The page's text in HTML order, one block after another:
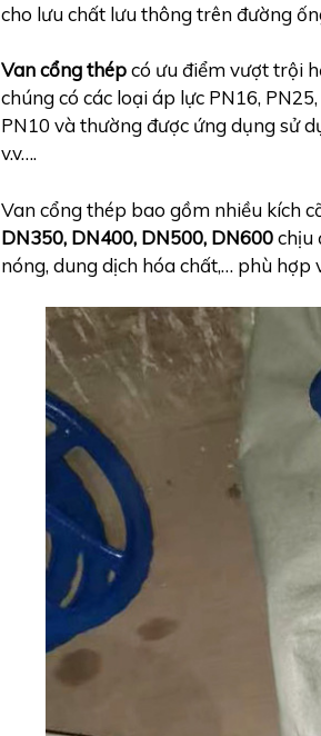
cho lưu chất lưu thông trên đường
Van cổng thépcó ưu điểm vượt trội
chúng có các loại áp lực PN16,
PN10 và thường được ứng dụng sử
v.v….
Van cổng thép bao gồm nhiều kích
DN350, DN400, DN500, DN600chịu
nóng, dung dịch hóa chất,… phù hợp